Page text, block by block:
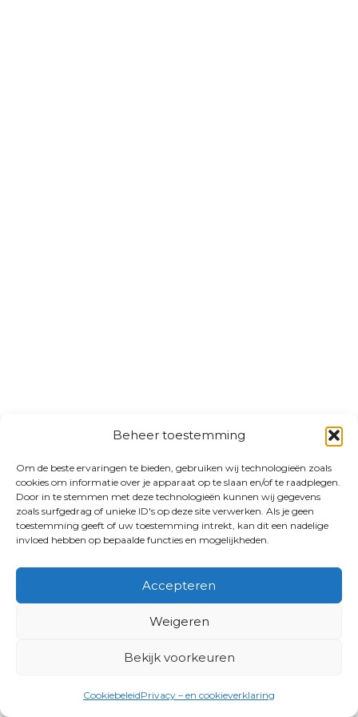
Beheer toestemming
Om de beste ervaringen te bieden, gebruiken wij technologieën zoals
cookies om informatie over je apparaat op te slaan en/of te raadplegen.
Door in te stemmen met deze technologieën kunnen wij gegevens
zoals surfgedrag of unieke ID's op deze site verwerken. Als je geen
toestemming geeft of uw toestemming intrekt, kan dit een nadelige
invloed hebben op bepaalde functies en mogelijkheden.
Accepteren
Weigeren
Bekijk voorkeuren
CookiebeleidPrivacy – en cookieverklaring